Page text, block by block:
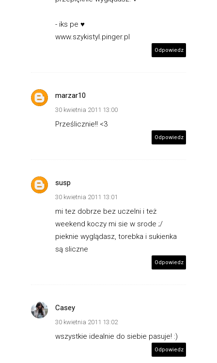
- iks pe ♥
www.szykistyl.pinger.pl
Odpowiedz
marzar10
30 kwietnia 2011 13:00
Prześlicznie!! <3
Odpowiedz
susp
30 kwietnia 2011 13:01
mi tez dobrze bez uczelni i też
weekend koczy mi sie w srode ;/
pieknie wyglądasz, torebka i sukienka
są sliczne
Odpowiedz
Casey
30 kwietnia 2011 13:02
wszystkie idealnie do siebie pasuje! :)
Odpowiedz